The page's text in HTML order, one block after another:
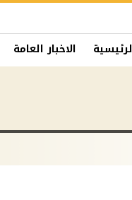
الاخبار العامة